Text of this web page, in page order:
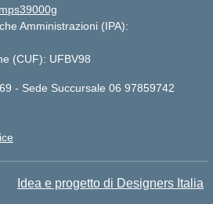
Amministrazioni (IPA):
(CUF): UFBV98
- Sede Succursale 06 97859742
Idea e progetto di Designers Italia